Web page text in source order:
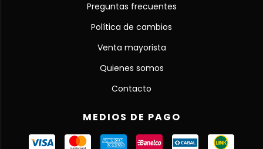
Preguntas frecuentes
Política de cambios
Venta mayorista
Quienes somos
Contacto
MEDIOS DE PAGO